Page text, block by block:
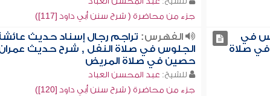
جزء من محاضرة ( شرح سنن أبي داود [117])
في
صلاة
الفهرس: تراجم رجال إسناد حديث
الجلوس في صلاة النفل , شرح حديث
حصين في صلاة المريض
للشيخ: عبد المحسن العباد
جزء من محاضرة ( شرح سنن أبي داود [120])